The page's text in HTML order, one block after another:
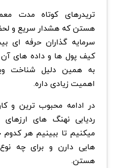
تریدرهای کوتاه مدت
هستن که هشدار سریع و
سرمایه گذاران حرفه ای
کیف پول ها و داده های
به همین دلیل شناخت
اهمیت زیادی داره.
در ادامه محبوب ترین و
ردیابی نهنگ های
میکنیم تا ببینیم هر
هایی دارن و برای چه
هستن.